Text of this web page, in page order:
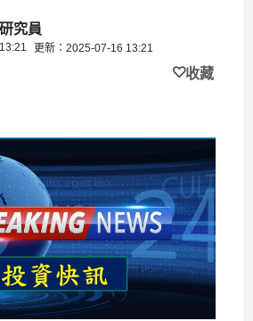
究員
更新：2025-07-16 13:21
收藏